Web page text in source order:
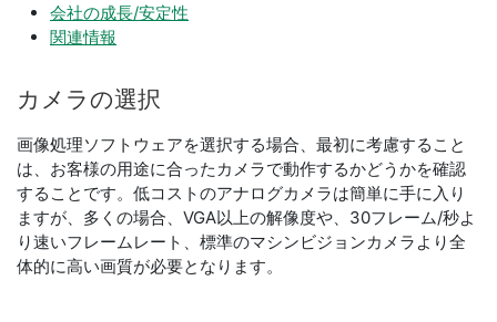
会社の成長/安定性
関連情報
カメラの選択
画像処理ソフトウェアを選択する場合、最初に考慮すること
は、お客様の用途に合ったカメラで動作するかどうかを確認
することです。低コストのアナログカメラは簡単に手に入り
ますが、多くの場合、VGA以上の解像度や、30フレーム/秒よ
り速いフレームレート、標準のマシンビジョンカメラより全
体的に高い画質が必要となります。